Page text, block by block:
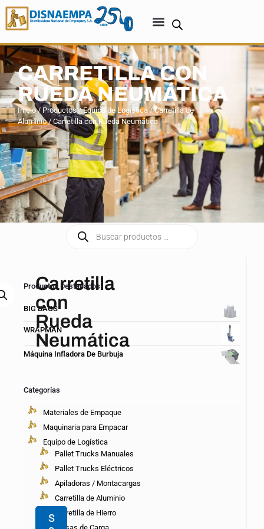
CARRETILLA CON
RUEDA NEUMÁTICA
Inicio/ Productos/Equipo de Logística/Carretilla de
Aluminio/ Carretilla con Rueda Neumática
Productos Destacados
BIG BAGS
WRAPMAN
Máquina Infladora De Burbuja
Categorías
Materiales de Empaque
Maquinaria para Empacar
Equipo de Logística
Pallet Trucks Manuales
Pallet Trucks Eléctricos
Apiladoras / Montacargas
Carretilla de Aluminio
Carretilla de Hierro
Carretilla
con
Rueda
Neumática
Ampliamente
las
tiendas,
casas,
oficinas,
depósitos,
etc.
S